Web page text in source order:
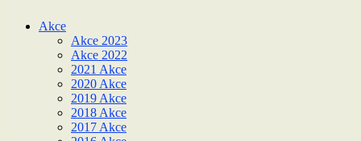
Akce
Akce 2023
Akce 2022
2021 Akce
2020 Akce
2019 Akce
2018 Akce
2017 Akce